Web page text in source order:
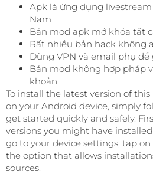
Apk là ứng dụng
Nam
Bản mod apk mở khóa tất
Rất nhiều bản hack không
Dùng VPN và email phụ
Bản mod không hợp pháp
khoản
To install the latest version of
on your Android device, simply
get started quickly and safely.
versions you might have
go to your device settings, tap on
the option that allows
sources.